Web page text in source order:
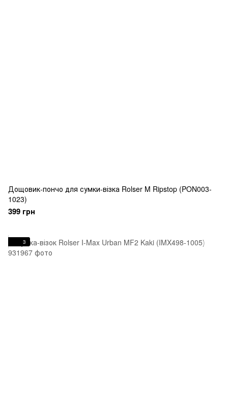
Дощовик-пончо для сумки-візка Rolser M Ripstop (PON003-
1023)
399 грн
3